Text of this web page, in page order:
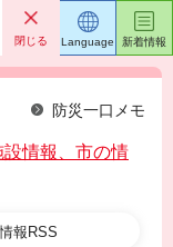
閉じる
防災一口メモ
設情報、市の情
報RSS
Language 新着情報